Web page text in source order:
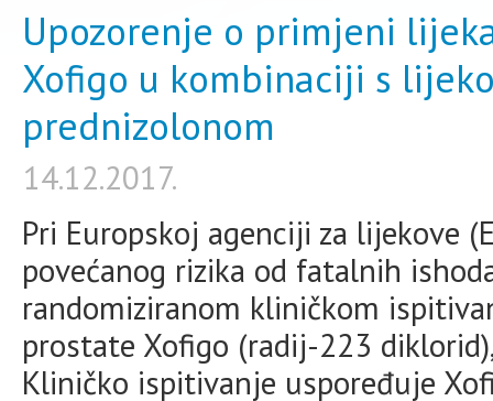
Upozorenje o primjeni
Xofigo u kombinaciji s
prednizolonom
14.12.2017.
Pri Europskoj agenciji za lijekove
povećanog rizika od fatalnih
randomiziranom kliničkom
prostate Xofigo (radij-223
Kliničko ispitivanje uspoređuje